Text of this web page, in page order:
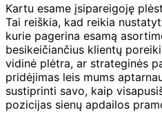
Kartu esame įsipareigoję
Tai reiškia, kad reikia
kurie pagerina esamą
besikeičiančius klientų
vidinė plėtra, ar strateginės
pridėjimas leis mums
sustiprinti savo, kaip
pozicijas sienų apdailos